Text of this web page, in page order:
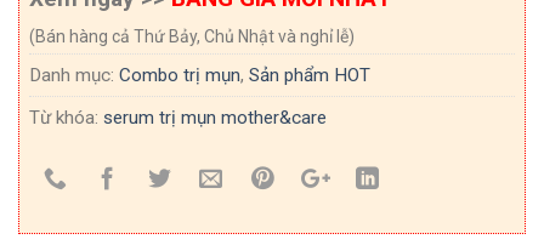
(Bán hàng cả Thứ Bảy, Chủ Nhật và nghỉ lễ)
Danh mục: Combo trị mụn, Sản phẩm HOT
Từ khóa: serum trị mụn mother&care